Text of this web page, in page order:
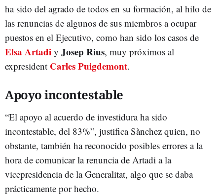
ha sido del agrado de todos en su formación, al hilo de
las renuncias de algunos de sus miembros a ocupar
puestos en el Ejecutivo, como han sido los casos de
Elsa Artadi y Josep Rius, muy próximos al
expresident Carles Puigdemont.
Apoyo incontestable
“El apoyo al acuerdo de investidura ha sido
incontestable, del 83%”, justifica Sànchez quien, no
obstante, también ha reconocido posibles errores a la
hora de comunicar la renuncia de Artadi a la
vicepresidencia de la Generalitat, algo que se daba
prácticamente por hecho.